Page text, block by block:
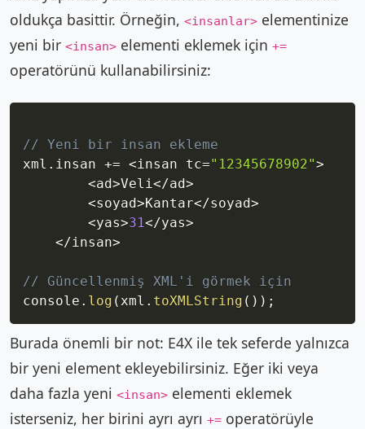
oldukça basittir. Örneğin, <insanlar> elementinize
yeni bir <insan> elementi eklemek için +=
operatörünü kullanabilirsiniz:
// Yeni bir insan ekleme
xml . insan += <insan tc="12345678902">
<ad>Veli</ad>
<soyad>Kantar</soyad>
<yas>31</yas>
</insan>
// Güncellenmiş XML'i görmek için
console . log ( xml . toXMLString ( ) ) ;
Burada önemli bir not: E4X ile tek seferde yalnızca
bir yeni element ekleyebilirsiniz. Eğer iki veya
daha fazla yeni <insan> elementi eklemek
isterseniz, her birini ayrı ayrı += operatörüyle